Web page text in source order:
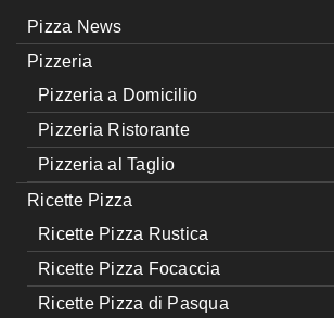
Pizza News
Pizzeria
Pizzeria a Domicilio
Pizzeria Ristorante
Pizzeria al Taglio
Ricette Pizza
Ricette Pizza Rustica
Ricette Pizza Focaccia
Ricette Pizza di Pasqua